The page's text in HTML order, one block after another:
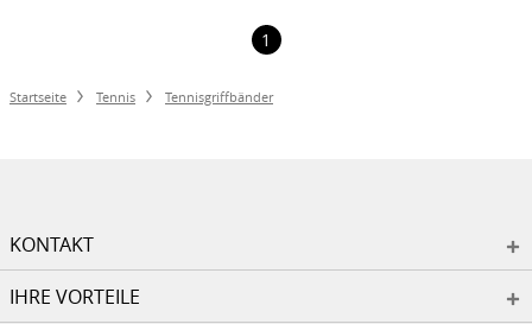
1
Startseite Tennis Tennisgriffbänder
KONTAKT
IHRE VORTEILE